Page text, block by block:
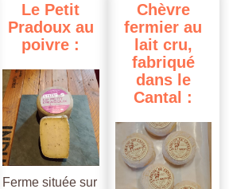
Le Petit
Pradoux au
poivre :
Ferme située sur
Chèvre
fermier au
lait cru,
fabriqué
dans le
Cantal :